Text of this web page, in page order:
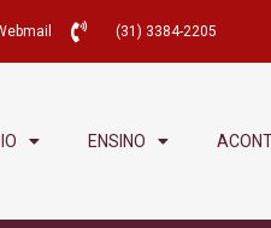
(31) 3384-2205
ENSINO